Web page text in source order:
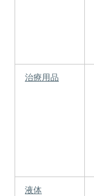
治療用品
液体